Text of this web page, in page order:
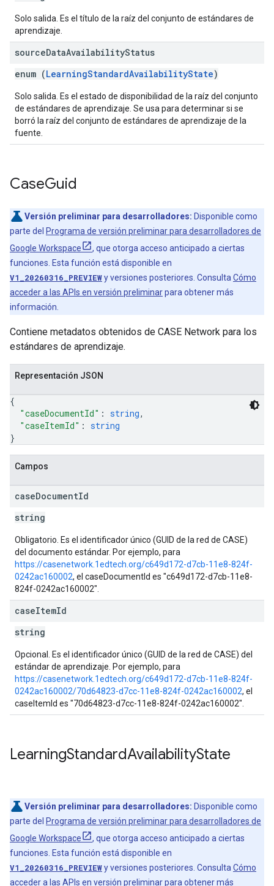
Solo salida. Es el título de la raíz del conjunto de estándares de
aprendizaje.
sourceDataAvailabilityStatus
enum (LearningStandardAvailabilityState)
Solo salida. Es el estado de disponibilidad de la raíz del conjunto
de estándares de aprendizaje. Se usa para determinar si se
borró la raíz del conjunto de estándares de aprendizaje de la
fuente.
CaseGuid
Versión preliminar para desarrolladores: Disponible como
parte del Programa de versión preliminar para desarrolladores de
Google Workspace
, que otorga acceso anticipado a ciertas
funciones. Esta función está disponible en
V1_20260316_PREVIEWy versiones posteriores. Consulta Cómo
acceder a las APIs en versión preliminarpara obtener más
información.
Contiene metadatos obtenidos de CASE Network para los
estándares de aprendizaje.
Representación JSON
{
"caseDocumentId" : string,
"caseItemId" : string
}
Campos
caseDocumentId
string
Obligatorio. Es el identificador único (GUID de la red de CASE)
del documento estándar. Por ejemplo, para
https://casenetwork.1edtech.org/c649d172-d7cb-11e8-824f-
0242ac160002, el caseDocumentId es "c649d172-d7cb-11e8-
824f-0242ac160002".
caseItemId
string
Opcional. Es el identificador único (GUID de la red de CASE) del
estándar de aprendizaje. Por ejemplo, para
https://casenetwork.1edtech.org/c649d172-d7cb-11e8-824f-
0242ac160002/70d64823-d7cc-11e8-824f-0242ac160002, el
caseItemId es "70d64823-d7cc-11e8-824f-0242ac160002".
LearningStandardAvailabilityState
Versión preliminar para desarrolladores: Disponible como
parte del Programa de versión preliminar para desarrolladores de
Google Workspace
, que otorga acceso anticipado a ciertas
funciones. Esta función está disponible en
V1_20260316_PREVIEWy versiones posteriores. Consulta Cómo
acceder a las APIs en versión preliminarpara obtener más